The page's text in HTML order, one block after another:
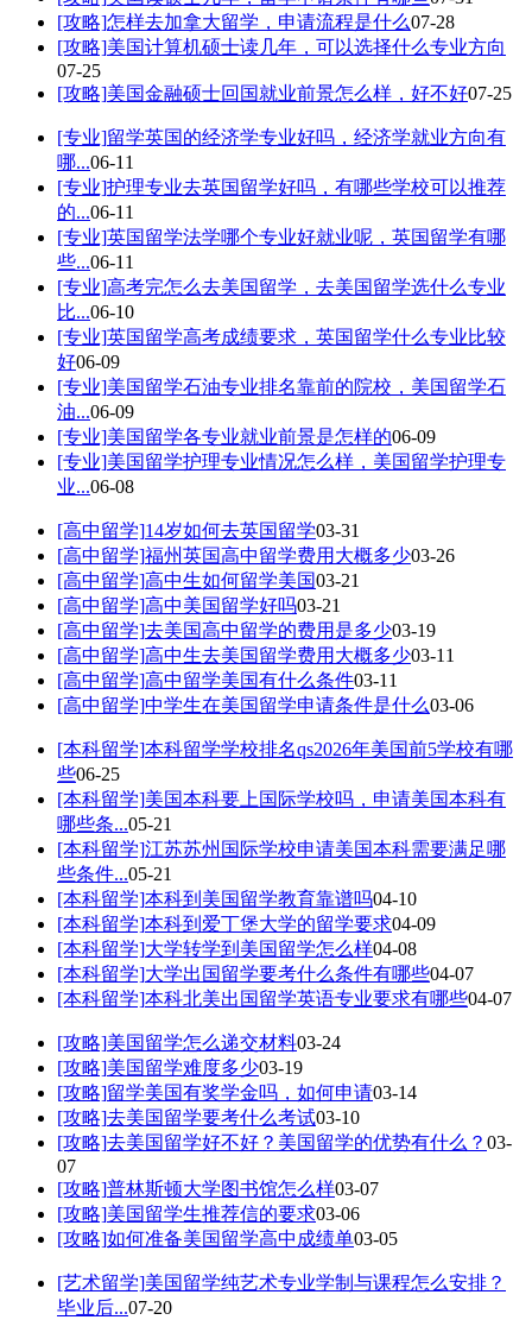
[攻略]怎样去加拿大留学，申请流程是什么07-28
[攻略]美国计算机硕士读几年，可以选择什么专业方向
07-25
[攻略]美国金融硕士回国就业前景怎么样，好不好07-25
[专业]留学英国的经济学专业好吗，经济学就业方向有
哪...06-11
[专业]护理专业去英国留学好吗，有哪些学校可以推荐
的...06-11
[专业]英国留学法学哪个专业好就业呢，英国留学有哪
些...06-11
[专业]高考完怎么去美国留学，去美国留学选什么专业
比...06-10
[专业]英国留学高考成绩要求，英国留学什么专业比较
好06-09
[专业]美国留学石油专业排名靠前的院校，美国留学石
油...06-09
[专业]美国留学各专业就业前景是怎样的06-09
[专业]美国留学护理专业情况怎么样，美国留学护理专
业...06-08
[高中留学]14岁如何去英国留学03-31
[高中留学]福州英国高中留学费用大概多少03-26
[高中留学]高中生如何留学美国03-21
[高中留学]高中美国留学好吗03-21
[高中留学]去美国高中留学的费用是多少03-19
[高中留学]高中生去美国留学费用大概多少03-11
[高中留学]高中留学美国有什么条件03-11
[高中留学]中学生在美国留学申请条件是什么03-06
[本科留学]本科留学学校排名qs2026年美国前5学校有哪
些06-25
[本科留学]美国本科要上国际学校吗，申请美国本科有
哪些条...05-21
[本科留学]江苏苏州国际学校申请美国本科需要满足哪
些条件...05-21
[本科留学]本科到美国留学教育靠谱吗04-10
[本科留学]本科到爱丁堡大学的留学要求04-09
[本科留学]大学转学到美国留学怎么样04-08
[本科留学]大学出国留学要考什么条件有哪些04-07
[本科留学]本科北美出国留学英语专业要求有哪些04-07
[攻略]美国留学怎么递交材料03-24
[攻略]美国留学难度多少03-19
[攻略]留学美国有奖学金吗，如何申请03-14
[攻略]去美国留学要考什么考试03-10
[攻略]去美国留学好不好？美国留学的优势有什么？ 03-
07
[攻略]普林斯顿大学图书馆怎么样03-07
[攻略]美国留学生推荐信的要求03-06
[攻略]如何准备美国留学高中成绩单03-05
[艺术留学]美国留学纯艺术专业学制与课程怎么安排？
毕业后...07-20